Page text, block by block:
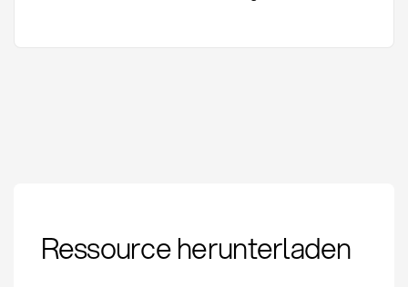
Definition, Methoden
und Implementierung
Ressource herunterladen